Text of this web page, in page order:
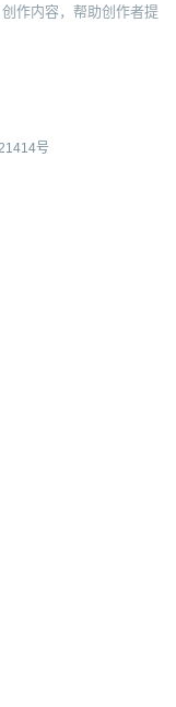
作内容，帮助创作者提
号